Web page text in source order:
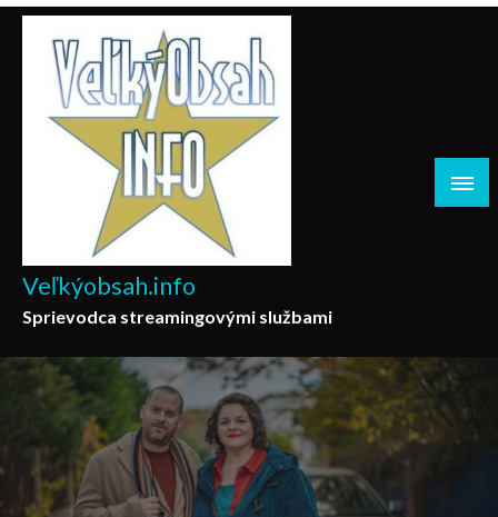
Skip
content
Veľkýobsah.info
Sprievodca streamingovými službami